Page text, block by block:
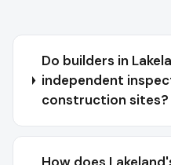
Do builders in
independent
construction sites?